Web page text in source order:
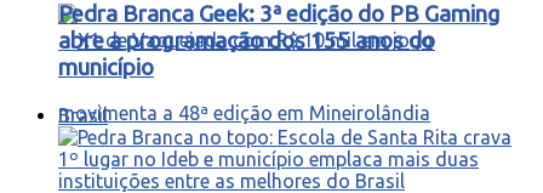
Pedra Branca Geek: 3ª edição do PB Gaming
abre a programação dos 155 anos do
município
Brasil